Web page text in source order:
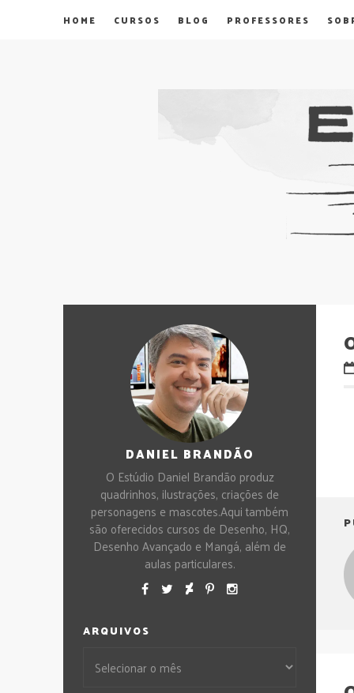
HOME CURSOS BLOG PROFESSORES
DANIEL BRANDÃO
O Estúdio Daniel Brandão produz
quadrinhos, ilustrações, criações de
personagens e mascotes.Aqui também
são oferecidos cursos de Desenho, HQ,
Desenho Avançado e Mangá, além de
aulas particulares.
ARQUIVOS